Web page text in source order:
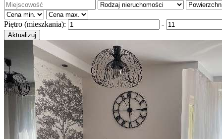
Piętro (mieszkania): -